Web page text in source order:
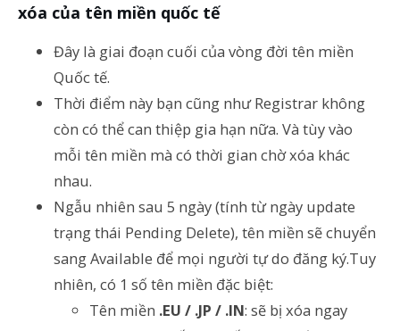
xóa của tên miền quốc tế
Đây là giai đoạn cuối của vòng đời tên miền
Quốc tế.
Thời điểm này bạn cũng như Registrar không
còn có thể can thiệp gia hạn nữa. Và tùy vào
mỗi tên miền mà có thời gian chờ xóa khác
nhau.
Ngẫu nhiên sau 5 ngày (tính từ ngày update
trạng thái Pending Delete), tên miền sẽ chuyển
sang Available để mọi người tự do đăng ký.Tuy
nhiên, có 1 số tên miền đặc biệt:
Tên miền .EU / .JP / .IN: sẽ bị xóa ngay